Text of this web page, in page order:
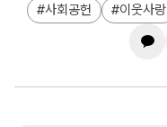
사회공헌 이웃사랑